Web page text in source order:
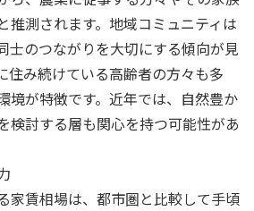
推測されます。地域コミュニティは
士のつながりを大切にする傾向が見
住み続けている高齢者の方々も多
境が特徴です。近年では、自然豊か
検討する層も関心を持つ可能性があ
家賃相場は、都市圏と比較して手頃